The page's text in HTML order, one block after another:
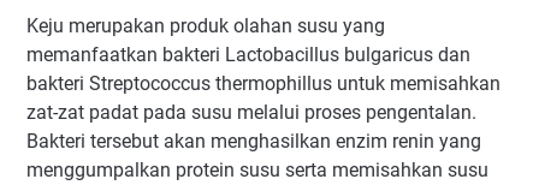
Keju merupakan produk olahan susu yang
memanfaatkan bakteri Lactobacillus bulgaricus dan
bakteri Streptococcus thermophillus untuk memisahkan
zat-zat padat pada susu melalui proses pengentalan.
Bakteri tersebut akan menghasilkan enzim renin yang
menggumpalkan protein susu serta memisahkan susu